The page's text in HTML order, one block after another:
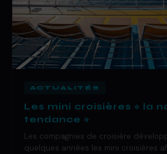
ACTUALITÉS
Les mini croisières « la
tendance »
Les compagnies de croisière
quelques années les mini croisières